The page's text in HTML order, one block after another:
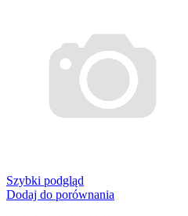
Szybki podgląd
Dodaj do porównania